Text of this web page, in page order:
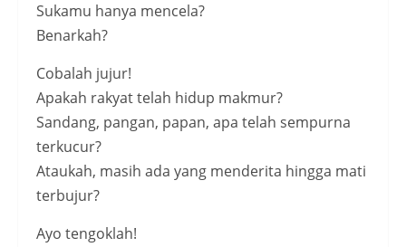
Sukamu hanya mencela?
Benarkah?
Cobalah jujur!
Apakah rakyat telah hidup makmur?
Sandang, pangan, papan, apa telah sempurna
terkucur?
Ataukah, masih ada yang menderita hingga mati
terbujur?
Ayo tengoklah!